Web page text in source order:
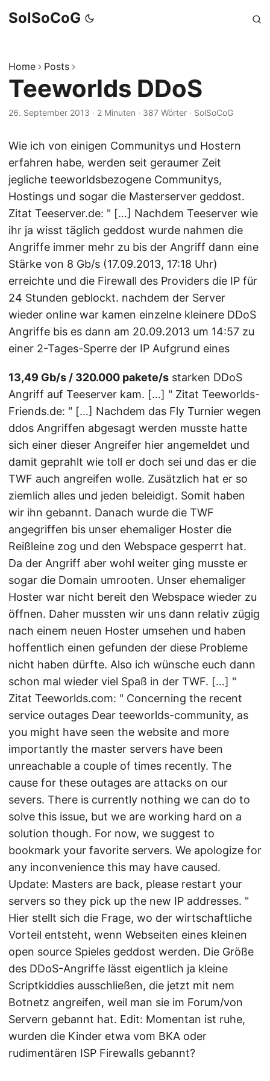
SolSoCoG
Home Posts
Teeworlds DDoS
26. September 2013 · 2 Minuten · 387 Wörter · SolSoCoG
Wie ich von einigen Communitys und Hostern
erfahren habe, werden seit geraumer Zeit
jegliche teeworldsbezogene Communitys,
Hostings und sogar die Masterserver geddost.
Zitat Teeserver.de: " […] Nachdem Teeserver wie
ihr ja wisst täglich geddost wurde nahmen die
Angriffe immer mehr zu bis der Angriff dann eine
Stärke von 8 Gb/s (17.09.2013, 17:18 Uhr)
erreichte und die Firewall des Providers die IP für
24 Stunden geblockt. nachdem der Server
wieder online war kamen einzelne kleinere DDoS
Angriffe bis es dann am 20.09.2013 um 14:57 zu
einer 2-Tages-Sperre der IP Aufgrund eines
13,49 Gb/s / 320.000 pakete/s starken DDoS
Angriff auf Teeserver kam. […] " Zitat Teeworlds-
Friends.de: " […] Nachdem das Fly Turnier wegen
ddos Angriffen abgesagt werden musste hatte
sich einer dieser Angreifer hier angemeldet und
damit geprahlt wie toll er doch sei und das er die
TWF auch angreifen wolle. Zusätzlich hat er so
ziemlich alles und jeden beleidigt. Somit haben
wir ihn gebannt. Danach wurde die TWF
angegriffen bis unser ehemaliger Hoster die
Reißleine zog und den Webspace gesperrt hat.
Da der Angriff aber wohl weiter ging musste er
sogar die Domain umrooten. Unser ehemaliger
Hoster war nicht bereit den Webspace wieder zu
öffnen. Daher mussten wir uns dann relativ zügig
nach einem neuen Hoster umsehen und haben
hoffentlich einen gefunden der diese Probleme
nicht haben dürfte. Also ich wünsche euch dann
schon mal wieder viel Spaß in der TWF. […] "
Zitat Teeworlds.com: " Concerning the recent
service outages Dear teeworlds-community, as
you might have seen the website and more
importantly the master servers have been
unreachable a couple of times recently. The
cause for these outages are attacks on our
severs. There is currently nothing we can do to
solve this issue, but we are working hard on a
solution though. For now, we suggest to
bookmark your favorite servers. We apologize for
any inconvenience this may have caused.
Update: Masters are back, please restart your
servers so they pick up the new IP addresses. "
Hier stellt sich die Frage, wo der wirtschaftliche
Vorteil entsteht, wenn Webseiten eines kleinen
open source Spieles geddost werden. Die Größe
des DDoS-Angriffe lässt eigentlich ja kleine
Scriptkiddies ausschließen, die jetzt mit nem
Botnetz angreifen, weil man sie im Forum/von
Servern gebannt hat. Edit: Momentan ist ruhe,
wurden die Kinder etwa vom BKA oder
rudimentären ISP Firewalls gebannt?